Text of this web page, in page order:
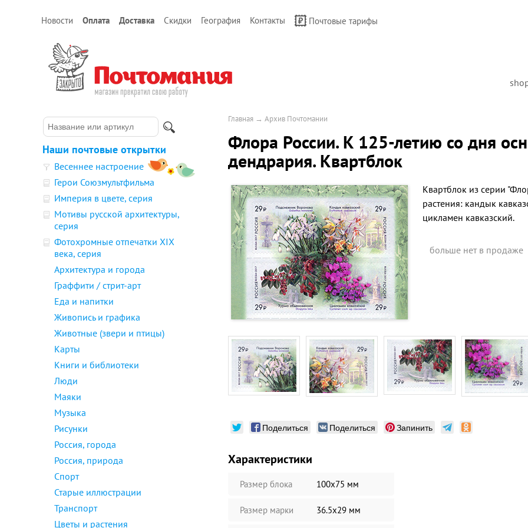
Новости Оплата Доставка Скидки География Контакты Почтовые тарифы
Наши почтовые открытки
Весеннее настроение
Герои Союзмультфильма
Империя в цвете, серия
Мотивы русской архитектуры,
серия
Фотохромные отпечатки XIX
века, серия
Архитектура и города
Граффити / стрит-арт
Еда и напитки
Живопись и графика
Животные (звери и птицы)
Карты
Книги и библиотеки
Люди
Маяки
Музыка
Рисунки
Россия, города
Россия, природа
Спорт
Старые иллюстрации
Транспорт
Цветы и растения
Главная → Архив Почтомании
Флора России. К 125-летию со дня
дендрария. Квартблок
Квартблок из серии
растения: кандык
цикламен кавказский.
больше нет в продаже
Поделиться Поделиться Запинить
Характеристики
Размер блока 100х75 мм
Размер марки 36.5х29 мм